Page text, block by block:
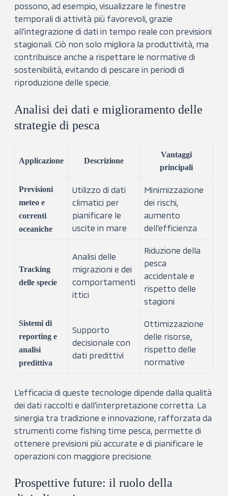
possono, ad esempio, visualizzare le finestre
temporali di attività più favorevoli, grazie
all’integrazione di dati in tempo reale con previsioni
stagionali. Ciò non solo migliora la produttività, ma
contribuisce anche a rispettare le normative di
sostenibilità, evitando di pescare in periodi di
riproduzione delle specie.
Analisi dei dati e miglioramento delle
strategie di pesca
Applicazione Descrizione
Vantaggi
principali
Previsioni
meteo e
correnti
oceaniche
Utilizzo di dati
climatici per
pianificare le
uscite in mare
Minimizzazione
dei rischi,
aumento
dell’efficienza
Tracking
delle specie
Analisi delle
migrazioni e dei
comportamenti
ittici
Riduzione della
pesca
accidentale e
rispetto delle
stagioni
Sistemi di
reporting e
analisi
predittiva
Supporto
decisionale con
dati predittivi
Ottimizzazione
delle risorse,
rispetto delle
normative
L’efficacia di queste tecnologie dipende dalla qualità
dei dati raccolti e dall’interpretazione corretta. La
sinergia tra tradizione e innovazione, rafforzata da
strumenti come fishing time pesca, permette di
ottenere previsioni più accurate e di pianificare le
operazioni con maggiore precisione.
Prospettive future: il ruolo della